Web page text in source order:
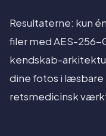
Resultaterne: kun
filer med AES-256-
kendskab-
dine fotos i
retsmedicinsk